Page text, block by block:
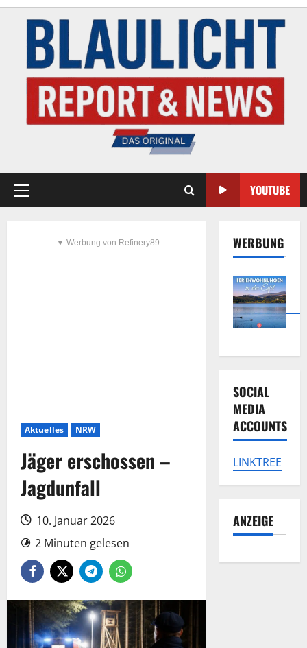
YOUTUBE
▼ Werbung von Refinery89
Aktuelles NRW
Jäger erschossen –
Jagdunfall
10. Januar 2026
2 Minuten gelesen
WERBUNG
SOCIAL
MEDIA
ACCOUNTS
LINKTREE
ANZEIGE